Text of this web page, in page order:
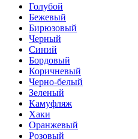
Голубой
Бежевый
Бирюзовый
Черный
Синий
Бордовый
Коричневый
Черно-белый
Зеленый
Камуфляж
Хаки
Оранжевый
Розовый